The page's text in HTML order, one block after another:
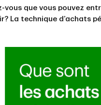
vous que vous pouvez
La technique d’achats